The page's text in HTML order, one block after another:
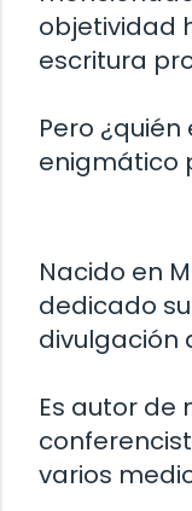
objetividad
escritura
Pero
enigmático
Nacido en
dedicado
divulgación
Es autor de
varios